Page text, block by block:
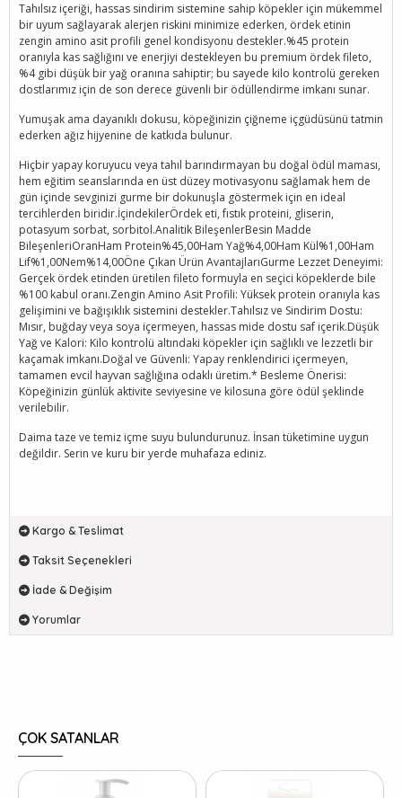
Tahılsız içeriği, hassas sindirim sistemine sahip köpekler için mükemmel
bir uyum sağlayarak alerjen riskini minimize ederken, ördek etinin
zengin amino asit profili genel kondisyonu destekler.%45 protein
oranıyla kas sağlığını ve enerjiyi destekleyen bu premium ördek fileto,
%4 gibi düşük bir yağ oranına sahiptir; bu sayede kilo kontrolü gereken
dostlarımız için de son derece güvenli bir ödüllendirme imkanı sunar.
Yumuşak ama dayanıklı dokusu, köpeğinizin çiğneme içgüdüsünü tatmin
ederken ağız hijyenine de katkıda bulunur.
Hiçbir yapay koruyucu veya tahıl barındırmayan bu doğal ödül maması,
hem eğitim seanslarında en üst düzey motivasyonu sağlamak hem de
gün içinde sevginizi gurme bir dokunuşla göstermek için en ideal
tercihlerden biridir.İçindekilerÖrdek eti, fıstık proteini, gliserin,
potasyum sorbat, sorbitol.Analitik BileşenlerBesin Madde
BileşenleriOranHam Protein%45,00Ham Yağ%4,00Ham Kül%1,00Ham
Lif%1,00Nem%14,00Öne Çıkan Ürün AvantajlarıGurme Lezzet Deneyimi:
Gerçek ördek etinden üretilen fileto formuyla en seçici köpeklerde bile
%100 kabul oranı.Zengin Amino Asit Profili: Yüksek protein oranıyla kas
gelişimini ve bağışıklık sistemini destekler.Tahılsız ve Sindirim Dostu:
Mısır, buğday veya soya içermeyen, hassas mide dostu saf içerik.Düşük
Yağ ve Kalori: Kilo kontrolü altındaki köpekler için sağlıklı ve lezzetli bir
kaçamak imkanı.Doğal ve Güvenli: Yapay renklendirici içermeyen,
tamamen evcil hayvan sağlığına odaklı üretim.* Besleme Önerisi:
Köpeğinizin günlük aktivite seviyesine ve kilosuna göre ödül şeklinde
verilebilir.
Daima taze ve temiz içme suyu bulundurunuz. İnsan tüketimine uygun
değildir. Serin ve kuru bir yerde muhafaza ediniz.
Kargo & Teslimat
Taksit Seçenekleri
İade & Değişim
Yorumlar
ÇOK SATANLAR